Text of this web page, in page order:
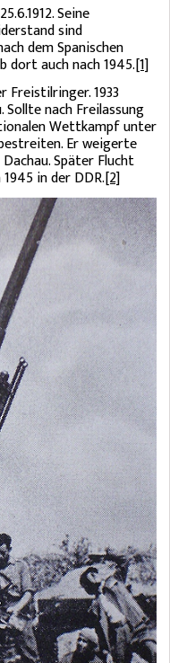
Seine
sind
dem Spanischen
dort auch nach 1945.[1]
Freistilringer. 1933
nach Freilassung
Wettkampf unter
Er weigerte
Später Flucht
in der DDR.[2]